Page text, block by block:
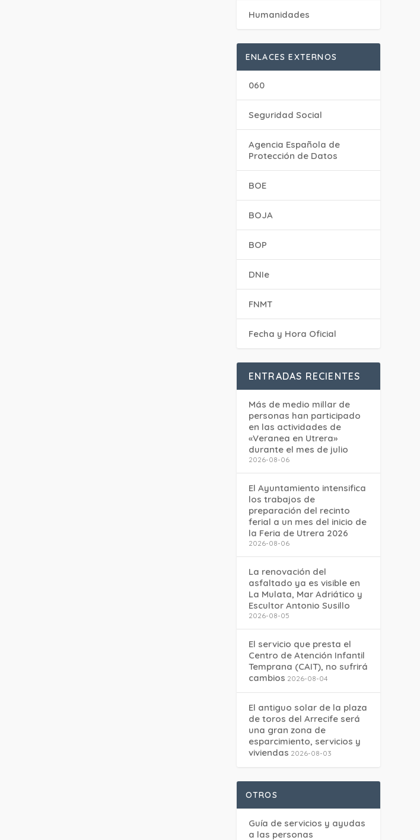
Humanidades
ENLACES EXTERNOS
060
Seguridad Social
Agencia Española de
Protección de Datos
BOE
BOJA
BOP
DNIe
FNMT
Fecha y Hora Oficial
ENTRADAS RECIENTES
Más de medio millar de
personas han participado
en las actividades de
«Veranea en Utrera»
durante el mes de julio
2026-08-06
El Ayuntamiento intensifica
los trabajos de
preparación del recinto
ferial a un mes del inicio de
la Feria de Utrera 2026
2026-08-06
La renovación del
asfaltado ya es visible en
La Mulata, Mar Adriático y
Escultor Antonio Susillo
2026-08-05
El servicio que presta el
Centro de Atención Infantil
Temprana (CAIT), no sufrirá
cambios 2026-08-04
El antiguo solar de la plaza
de toros del Arrecife será
una gran zona de
esparcimiento, servicios y
viviendas 2026-08-03
OTROS
Guía de servicios y ayudas
a las personas